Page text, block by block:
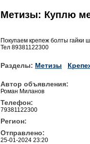
Метизы: Куплю
Покупаем крепеж болты гайки
Тел 89381122300
Разделы: Метизы
Автор объявления:
Роман Миланов
Телефон:
79381122300
Регион:
Отправлено:
25-01-2024 23:20